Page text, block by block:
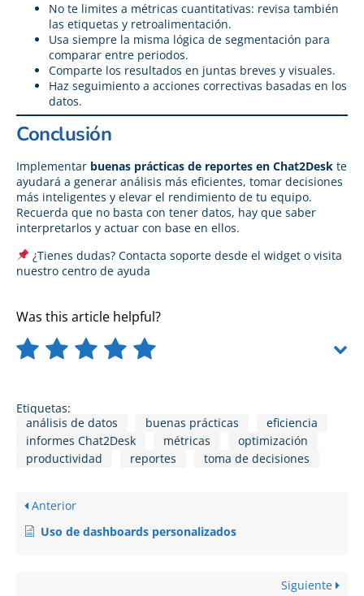
No te limites a métricas cuantitativas: revisa también
las etiquetas y retroalimentación.
Usa siempre la misma lógica de segmentación para
comparar entre periodos.
Comparte los resultados en juntas breves y visuales.
Haz seguimiento a acciones correctivas basadas en los
datos.
Conclusión
Implementar buenas prácticas de reportes en Chat2Desk te
ayudará a generar análisis más eficientes, tomar decisiones
más inteligentes y elevar el rendimiento de tu equipo.
Recuerda que no basta con tener datos, hay que saber
interpretarlos y actuar con base en ellos.
¿Tienes dudas? Contacta soporte desde el widget o visita
nuestro centro de ayuda
Was this article helpful?
Etiquetas:
análisis de datos
buenas prácticas
eficiencia
informes Chat2Desk
métricas
optimización
productividad
reportes toma de decisiones
Anterior
Uso de dashboards personalizados
Siguiente